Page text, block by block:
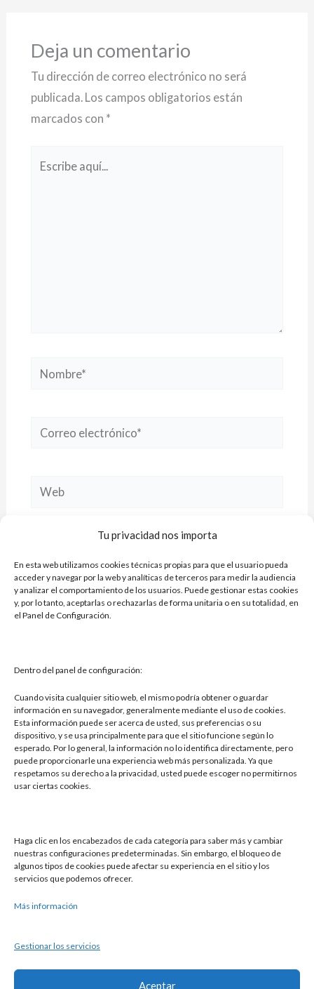
Tu privacidad nos importa
En esta web utilizamos cookies técnicas propias para que el usuario pueda
acceder y navegar por la web y analíticas de terceros para medir la audiencia
y analizar el comportamiento de los usuarios. Puede gestionar estas cookies
y, por lo tanto, aceptarlas o rechazarlas de forma unitaria o en su totalidad, en
el Panel de Configuración.
Dentro del panel de configuración:
Cuando visita cualquier sitio web, el mismo podría obtener o guardar
información en su navegador, generalmente mediante el uso de cookies.
Esta información puede ser acerca de usted, sus preferencias o su
dispositivo, y se usa principalmente para que el sitio funcione según lo
esperado. Por lo general, la información no lo identifica directamente, pero
puede proporcionarle una experiencia web más personalizada. Ya que
respetamos su derecho a la privacidad, usted puede escoger no permitirnos
usar ciertas cookies.
Haga clic en los encabezados de cada categoría para saber más y cambiar
nuestras configuraciones predeterminadas. Sin embargo, el bloqueo de
algunos tipos de cookies puede afectar su experiencia en el sitio y los
servicios que podemos ofrecer.
Más información
Gestionar los servicios
Aceptar
Deja un comentario
Tu dirección de correo electrónico no será
publicada. Los campos obligatorios están
marcados con *
Nombre*
Correo
Web
en este navegador para la próxima vez que
comente.
Buscar